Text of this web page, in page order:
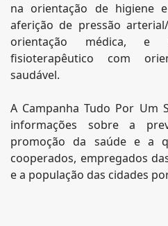
na orientação de higiene
aferição de pressão
orientação médica, e
fisioterapêutico com
saudável.
A Campanha Tudo Por Um
informações sobre a
promoção da saúde e a
cooperados, empregados
e a população das cidades